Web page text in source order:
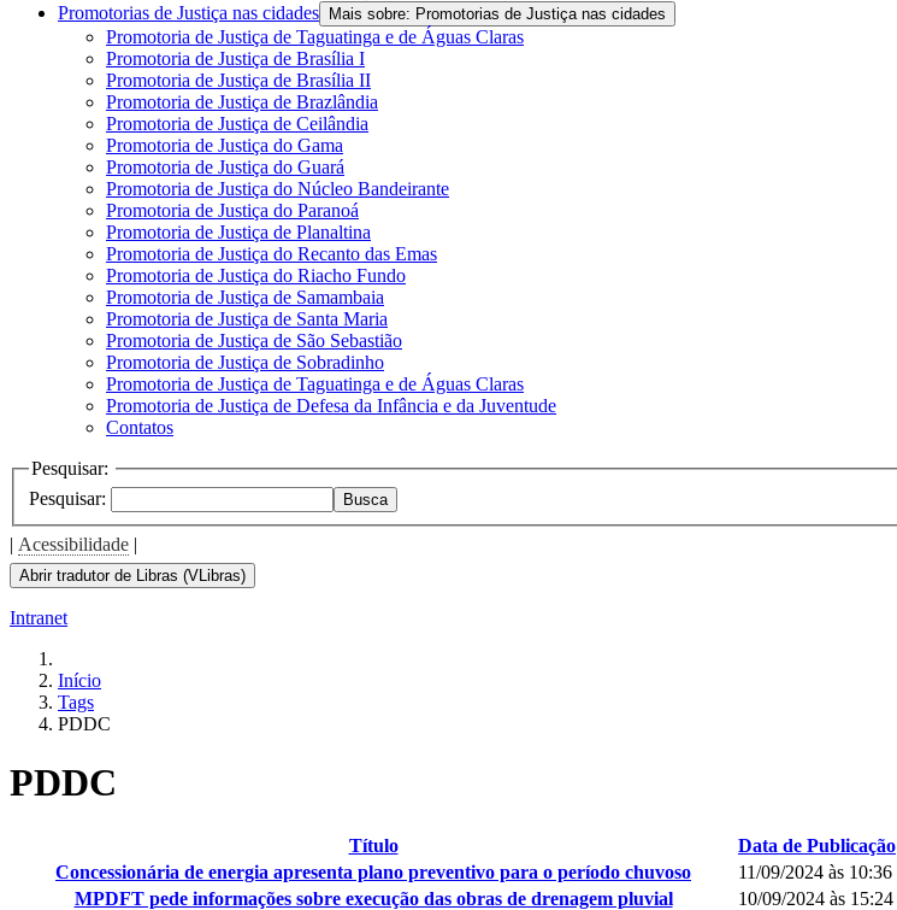
Promotorias de Justiça nas cidades
Mais sobre: Promotorias de Justiça nas cidades
Promotoria de Justiça de Taguatinga e de Águas Claras
Promotoria de Justiça de Brasília I
Promotoria de Justiça de Brasília II
Promotoria de Justiça de Brazlândia
Promotoria de Justiça de Ceilândia
Promotoria de Justiça do Gama
Promotoria de Justiça do Guará
Promotoria de Justiça do Núcleo Bandeirante
Promotoria de Justiça do Paranoá
Promotoria de Justiça de Planaltina
Promotoria de Justiça do Recanto das Emas
Promotoria de Justiça do Riacho Fundo
Promotoria de Justiça de Samambaia
Promotoria de Justiça de Santa Maria
Promotoria de Justiça de São Sebastião
Promotoria de Justiça de Sobradinho
Promotoria de Justiça de Taguatinga e de Águas Claras
Promotoria de Justiça de Defesa da Infância e da Juventude
Contatos
Pesquisar:
Pesquisar:
Busca
| Acessibilidade |
Abrir tradutor de Libras (VLibras)
Intranet
Início
Tags
PDDC
PDDC
Título
Data de Publicação
Concessionária de energia apresenta plano preventivo para o período chuvoso
11/09/2024 às 10:36
MPDFT pede informações sobre execução das obras de drenagem pluvial
10/09/2024 às 15:24